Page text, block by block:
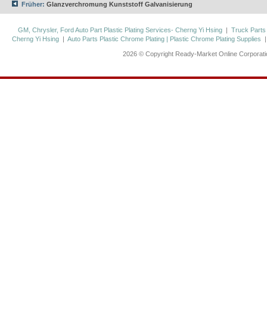
Früher: Glanzverchromung Kunststoff Galvanisierung
GM, Chrysler, Ford Auto Part Plastic Plating Services- Cherng Yi Hsing | Truck Parts
Cherng Yi Hsing |Auto Parts Plastic Chrome Plating | Plastic Chrome Plating Supplies
2026 © Copyright Ready-Market Online